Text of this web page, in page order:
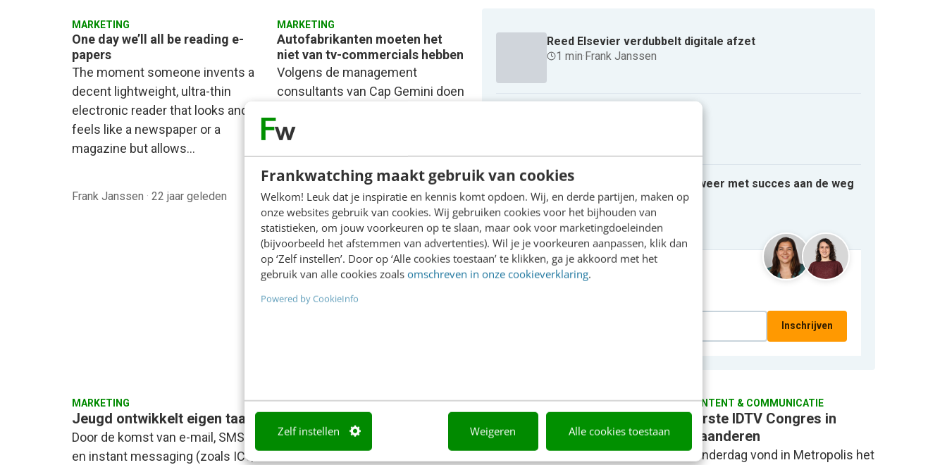
Frankwatching maakt gebruik van cookies
Welkom! Leuk dat je inspiratie en kennis komt opdoen. Wij, en derde partijen, maken op
onze websites gebruik van cookies. Wij gebruiken cookies voor het bijhouden van
statistieken, om jouw voorkeuren op te slaan, maar ook voor marketingdoeleinden
(bijvoorbeeld het afstemmen van advertenties). Wil je je voorkeuren aanpassen, klik dan
op ‘Zelf instellen’. Door op ‘Alle cookies toestaan’ te klikken, ga je akkoord met het
gebruik van alle cookies zoals omschreven in onze cookieverklaring.
Powered by CookieInfo
Zelf instellen Weigeren Alle cookies toestaan
MARKETING
One day we’ll all be reading e-
papers
The moment someone invents a
decent lightweight, ultra-thin
electronic reader that looks and
feels like a newspaper or a
magazine but allows…
Frank Janssen · 22 jaar geleden
MARKETING
Autofabrikanten moeten het
niet van tv-commercials hebben
Volgens de management
consultants van Cap Gemini doen
budgetten te besteden aan direct
commercials.…
Frank Janssen · 22 jaar geleden
Reed Elsevier verdubbelt digitale afzet
1 min·Frank Janssen
Internetbedrijven timmeren weer met succes aan de weg
1 min·Frank Janssen
Meer Content & Communicatie?
Inschrijven
MARKETING
Jeugd ontwikkelt eigen taal
Door de komst van e-mail, SMS
en instant messaging (zoals ICQ
CONTENT & COMMUNICATIE
Elke Belg zijn gratis digitale
brievenbus
Staatssecretaris voor
SOCIAL
Scrapedfeeds lanceert RSS
voor Vlaamse kranten
Vier Vlaamse krantensites
CONTENT & COMMUNICATIE
Eerste IDTV Congres in
Vlaanderen
Donderdag vond in Metropolis het